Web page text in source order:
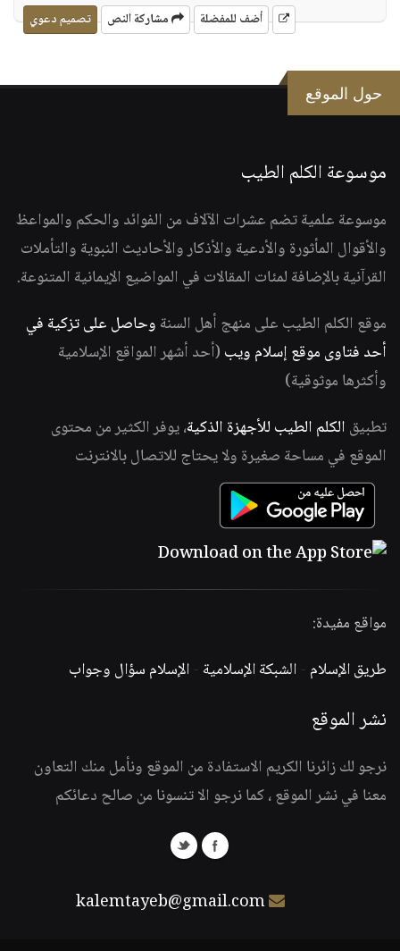
أضف للمفضلة مشاركة النص تصميم دعوي
حول الموقع
موسوعة الكلم الطيب
موسوعة علمية تضم عشرات الآلاف من الفوائد والحكم والمواعظ
والأقوال المأثورة والأدعية والأذكار والأحاديث النبوية والتأملات
القرآنية بالإضافة لمئات المقالات في المواضيع الإيمانية المتنوعة.
موقع الكلم الطيب على منهج أهل السنة وحاصل على تزكية في
أحد فتاوى موقع إسلام ويب (أحد أشهر المواقع الإسلامية
وأكثرها موثوقية)
تطبيق الكلم الطيب للأجهزة الذكية، يوفر الكثير من محتوى
الموقع في مساحة صغيرة ولا يحتاج للاتصال بالانترنت
مواقع مفيدة:
طريق الإسلام -الشبكة الإسلامية -الإسلام سؤال وجواب
نشر الموقع
نرجو لك زائرنا الكريم الاستفادة من الموقع ونأمل منك التعاون
معنا في نشر الموقع ، كما نرجو الا تنسونا من صالح دعائكم
kalemtayeb@gmail.com